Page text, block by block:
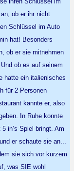
ob er ihr nicht
Schlüssel im Auto
hat! Besonders
ob er sie mitnehmen
ob es auf seinem
hatte ein italienisches
für 2 Personen
kannte er, also
In Ruhe konnte
in’s Spiel bringt. Am
er schaute sie an...
sie sich vor kurzem
was SIE wohl